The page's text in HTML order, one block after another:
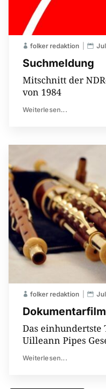
Suchmeldung
folker redaktion
Mitschnitt der
von 1984
Weiterlesen...
folker redaktion
Das einhundertste
Uilleann Pipes
Weiterlesen...